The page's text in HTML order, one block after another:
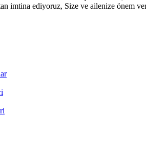
imtina ediyoruz, Size ve ailenize önem